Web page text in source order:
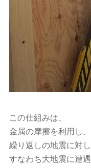
この仕組みは、
金属の摩擦を利用し
繰り返しの地震に対
すなわち大地震に遭